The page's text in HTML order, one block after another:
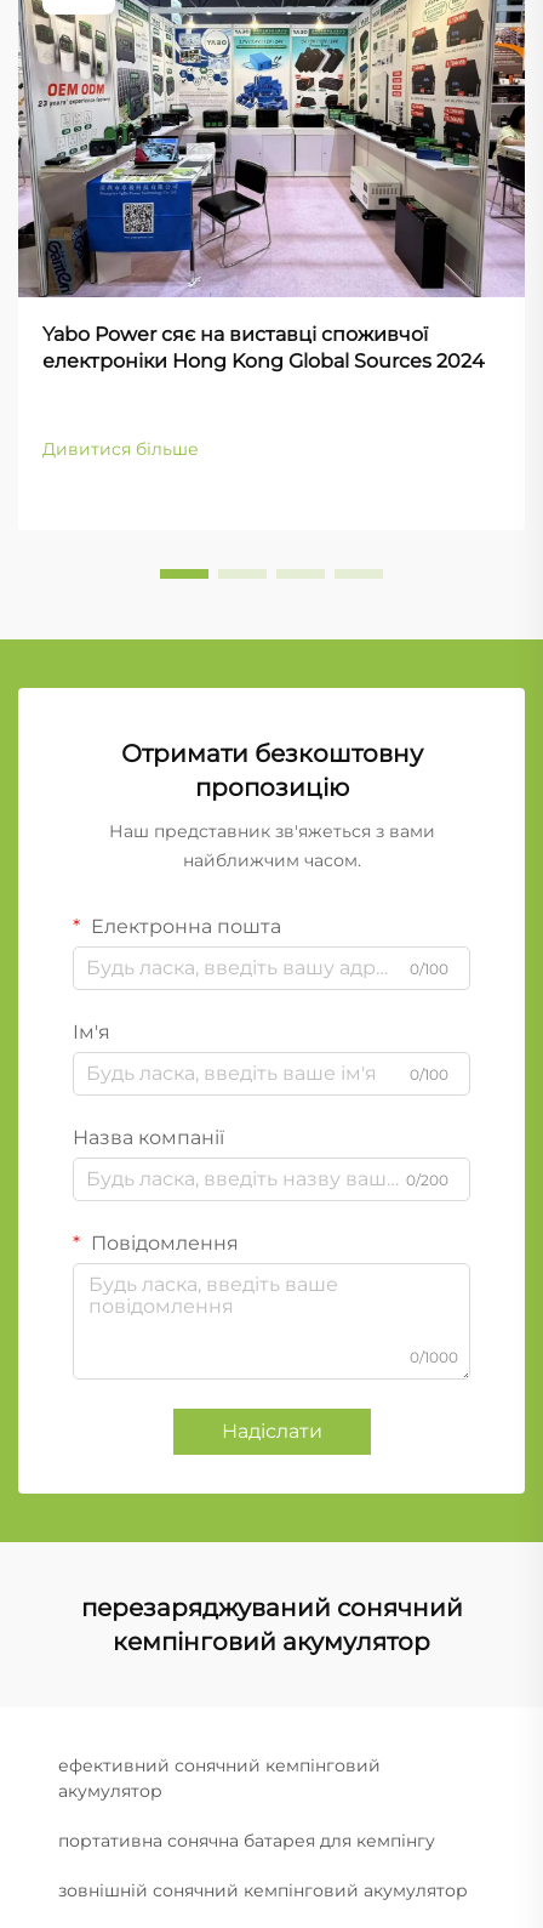
Yabo Power сяє на виставці споживчої
електроніки Hong Kong Global Sources 2024
Дивитися більше
Отримати безкоштовну
пропозицію
Наш представник зв'яжеться з вами
найближчим часом.
Електронна пошта
0/100
Ім'я
0/100
Назва компанії
0/200
Повідомлення
0/1000
Надіслати
перезаряджуваний сонячний
кемпінговий акумулятор
ефективний сонячний кемпінговий
акумулятор
портативна сонячна батарея для кемпінгу
зовнішній сонячний кемпінговий акумулятор